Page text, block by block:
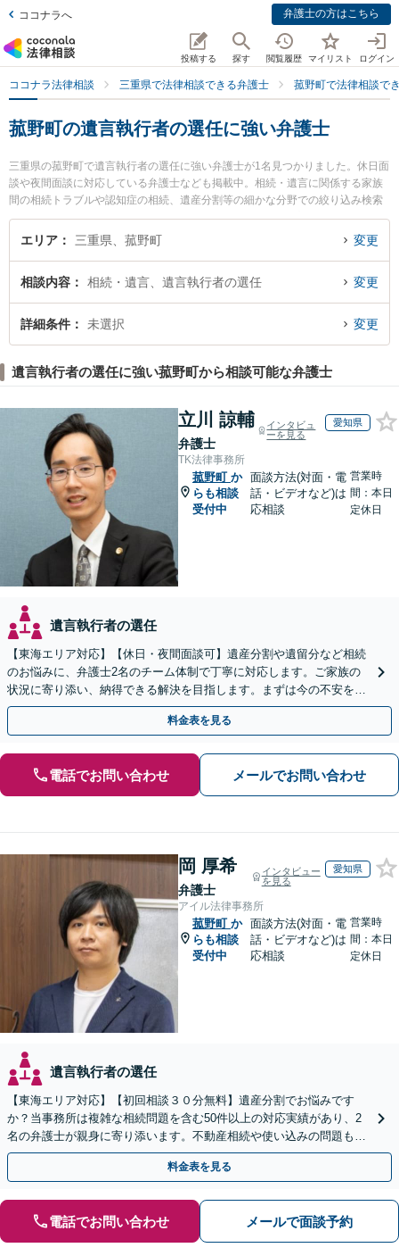
ココナラへ 弁護士の方はこちら
投稿する 探す 閲覧履歴 マイリスト ログイン
ココナラ法律相談 三重県で法律相談できる弁護士 菰野町で法律相談で
菰野町の遺言執行者の選任に強い弁護士
三重県の菰野町で遺言執行者の選任に強い弁護士が1名見つかりました。休日面
談や夜間面談に対応している弁護士なども掲載中。相続・遺言に関係する家族
間の相続トラブルや認知症の相続、遺産分割等の細かな分野での絞り込み検索
もでき便利です。特に菰野法律事務所の近藤 信弘弁護士のプロフィール情報や
弁護士費用、強みなどが注目されています。『菰野町で土日や夜間に発生した
で遺言執行者の選任を法律相談できる菰野町内の弁護士に相談予約したい』な
どでお困りの相談者さんにおすすめです。
エリア 三重県、菰野町 変更
相談内容 相続・遺言、遺言執行者の選任 変更
詳細条件 未選択 変更
遺言執行者の選任に強い菰野町から相談可能な弁護士
立川 諒輔
弁護士
インタビュ
ーを見る
愛知県
TK法律事務所
菰野町 か
らも相談
受付中
面談方法(対面・電
話・ビデオなど)は
応相談
営業時
間：本日
定休日
遺言執行者の選任
【東海エリア対応】【休日・夜間面談可】遺産分割や遺留分など相続
のお悩みに、弁護士2名のチーム体制で丁寧に対応します。ご家族の
状況に寄り添い、納得できる解決を目指します。まずは今の不安をお
聞かせください【メール・WEB相談可】
料金表を見る
電話でお問い合わせ メールでお問い合わせ
岡 厚希
弁護士
インタビュー
を見る
愛知県
アイル法律事務所
菰野町 か
らも相談
受付中
面談方法(対面・電
話・ビデオなど)は
応相談
営業時
間：本日
定休日
遺言執行者の選任
【東海エリア対応】【初回相談３０分無料】遺産分割でお悩みです
か？当事務所は複雑な相続問題を含む50件以上の対応実績があり、2
名の弁護士が親身に寄り添います。不動産相続や使い込みの問題も分
かりやすく解説。WEB相談可能。LINE予約受付中
料金表を見る
電話でお問い合わせ メールで面談予約